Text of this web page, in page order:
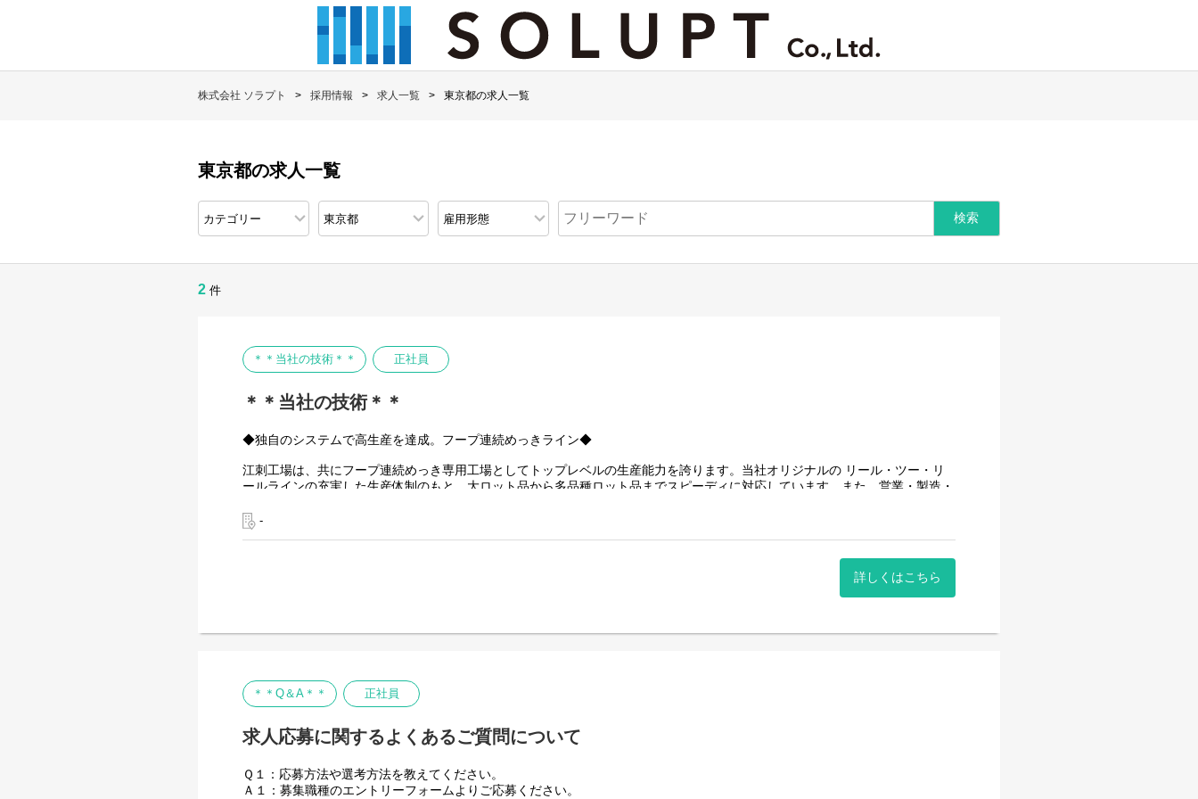
株式会社 ソラプト 採用情報 求人一覧 東京都の求人一覧
東京都の求人一覧
2 件
＊＊当社の技術＊＊ 正社員
＊＊当社の技術＊＊
◆独自のシステムで高生産を達成。フープ連続めっきライン◆
江刺工場は、共にフープ連続めっき専用工場としてトップレベルの生産能力を誇ります。当社オリジナルの リール・ツー・リ
ールラインの充実した生産体制のもと、大ロット品から多品種ロット品までスピーディに対応しています。また、営業・製造・
生産力だけでなく、高性能を要求されるコネクター特性を十分に発揮する高度なクオリティや環境対策の面でも業界を代表する
工場として事業展開を推進しています。
超精密プレス･成形加工において、1/1000mm（１μm）の世界を実現するための技術がここにあります。 当社では設計から製造
しております。 パーツ製作は24時間体制で行い、金型製造の短納期化、製品量産のバックアップを実現しています。
‐
詳しくはこちら
＊＊Q＆A＊＊ 正社員
求人応募に関するよくあるご質問について
Ｑ１：応募方法や選考方法を教えてください。
Ａ１：募集職種のエントリーフォームよりご応募ください。